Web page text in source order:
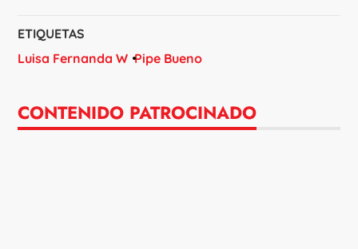
ETIQUETAS
Luisa Fernanda W Pipe Bueno
CONTENIDO PATROCINADO